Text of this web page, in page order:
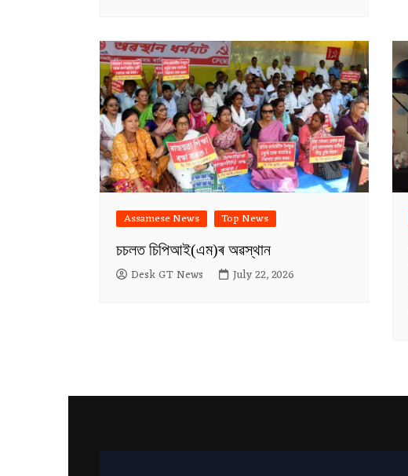
Assamese News Top News
চচলত চিপিআই(এম)ৰ অৱস্থান
Desk GT News July 22, 2026